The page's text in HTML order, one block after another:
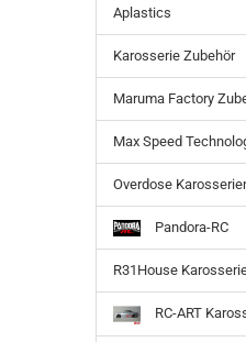
Aplastics
Karosserie Zubehör
Maruma Factory
Max Speed
Overdose
Pandora-RC
R31House
RC-ART